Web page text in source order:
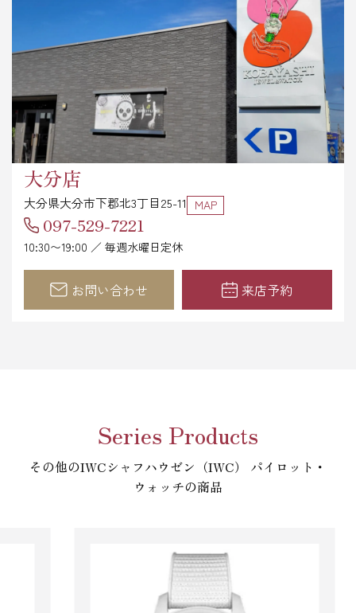
大分店
大分県大分市下郡北3丁目25-11 MAP
097-529-7221
10:30〜19:00 ／ 毎週水曜日定休
お問い合わせ 来店予約
Series Products
その他のIWCシャフハウゼン（IWC） パイロット・
ウォッチの商品